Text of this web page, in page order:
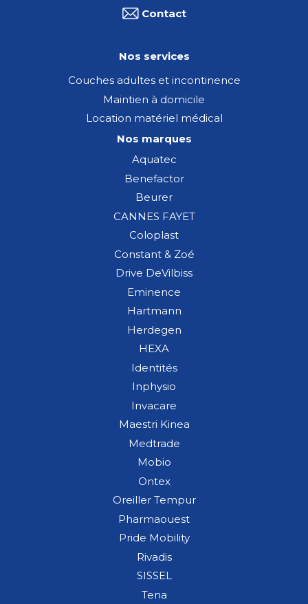
Contact
Nos services
Couches adultes et incontinence
Maintien à domicile
Location matériel médical
Nos marques
Aquatec
Benefactor
Beurer
CANNES FAYET
Coloplast
Constant & Zoé
Drive DeVilbiss
Eminence
Hartmann
Herdegen
HEXA
Identités
Inphysio
Invacare
Maestri Kinea
Medtrade
Mobio
Ontex
Oreiller Tempur
Pharmaouest
Pride Mobility
Rivadis
SISSEL
Tena